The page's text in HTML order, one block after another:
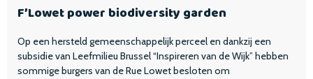
F’Lowet power biodiversity garden
Op een hersteld gemeenschappelijk perceel en dankzij een
subsidie van Leefmilieu Brussel “Inspireren van de Wijk” hebben
sommige burgers van de Rue Lowet besloten om